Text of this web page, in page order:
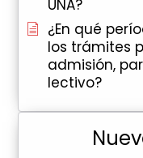
UNA?
¿En qué
los trámites
admisión,
lectivo?